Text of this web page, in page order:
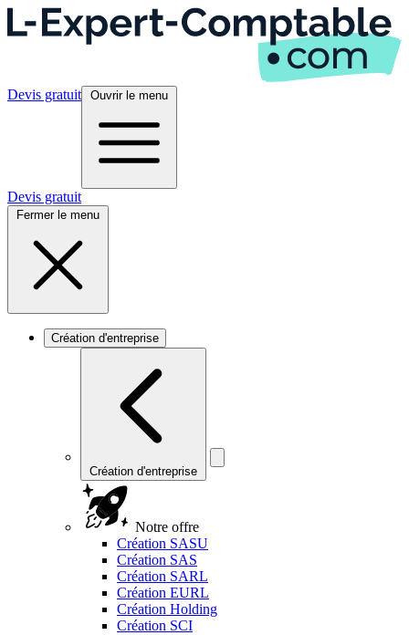
Devis gratuit Ouvrir le menu
Devis gratuit
Fermer le menu
Création d'entreprise
Création d'entreprise
Notre offre
Création SASU
Création SAS
Création SARL
Création EURL
Création Holding
Création SCI